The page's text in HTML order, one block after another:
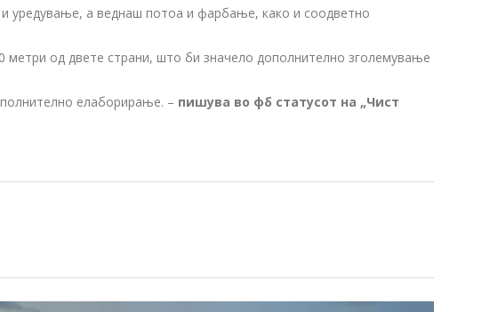
уредување, а веднаш потоа и фарбање, како и соодветно
од двете страни, што би значело дополнително зголемување
елаборирање. – пишува во фб статусот на „Чист